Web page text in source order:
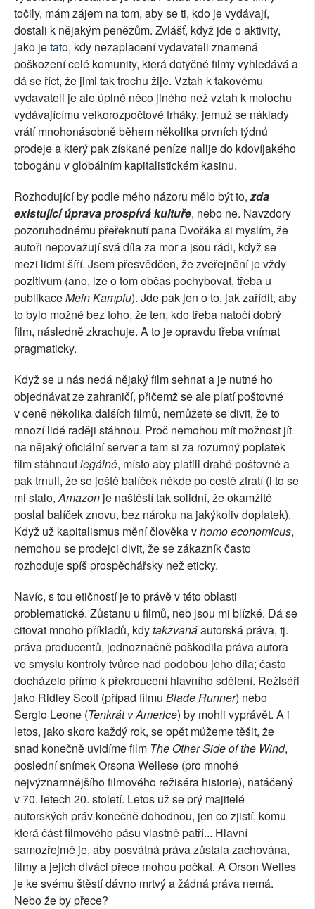
točily, mám zájem na tom, aby se ti, kdo je vydávají,
dostali k nějakým penězům. Zvlášť, když jde o aktivity,
jako jetato, kdy nezaplacení vydavateli znamená
poškození celé komunity, která dotyčné filmy vyhledává a
dá se říct, že jimi tak trochu žije. Vztah k takovému
vydavateli je ale úplně něco jiného než vztah k molochu
vydávajícímu velkorozpočtové trháky, jemuž se náklady
vrátí mnohonásobně během několika prvních týdnů
prodeje a který pak získané peníze nalije do kdovíjakého
tobogánu v globálním kapitalistickém kasinu.
Rozhodující by podle mého názoru mělo být to,zda
existující úprava prospívá kultuře, nebo ne. Navzdory
pozoruhodnému přeřeknutí pana Dvořáka si myslím, že
autoři nepovažují svá díla za mor a jsou rádi, když se
mezi lidmi šíří. Jsem přesvědčen, že zveřejnění je vždy
pozitivum (ano, lze o tom občas pochybovat, třeba u
publikaceMein Kampfu). Jde pak jen o to, jak zařídit, aby
to bylo možné bez toho, že ten, kdo třeba natočí dobrý
film, následně zkrachuje. A to je opravdu třeba vnímat
pragmaticky.
Když se u nás nedá nějaký film sehnat a je nutné ho
objednávat ze zahraničí, přičemž se ale platí poštovné
v ceně několika dalších filmů, nemůžete se divit, že to
mnozí lidé raději stáhnou. Proč nemohou mít možnost jít
na nějaký oficiální server a tam si za rozumný poplatek
film stáhnoutlegálně, místo aby platili drahé poštovné a
pak trnuli, že se ještě balíček někde po cestě ztratí (i to se
mi stalo,Amazon je naštěstí tak solidní, že okamžitě
poslal balíček znovu, bez nároku na jakýkoliv doplatek).
Když už kapitalismus mění člověka vhomo economicus,
nemohou se prodejci divit, že se zákazník často
rozhoduje spíš prospěchářsky než eticky.
Navíc, s tou etičností je to právě v této oblasti
problematické. Zůstanu u filmů, neb jsou mi blízké. Dá se
citovat mnoho příkladů, kdytakzvanáautorská práva, tj.
práva producentů, jednoznačně poškodila práva autora
ve smyslu kontroly tvůrce nad podobou jeho díla; často
docházelo přímo k překroucení hlavního sdělení. Režiséři
jako Ridley Scott (případ filmu Blade Runner) nebo
Sergio Leone (Tenkrát v Americe) by mohli vyprávět. A i
letos, jako skoro každý rok, se opět můžeme těšit, že
snad konečně uvidíme film The Other Side of the Wind,
poslední snímek Orsona Wellese (pro mnohé
nejvýznamnějšího filmového režiséra historie), natáčený
v 70. letech 20. století. Letos už se prý majitelé
autorských práv konečně dohodnou, jen co zjistí, komu
která část filmového pásu vlastně patří... Hlavní
samozřejmě je, aby posvátná práva zůstala zachována,
filmy a jejich diváci přece mohou počkat. A Orson Welles
je ke svému štěstí dávno mrtvý a žádná práva nemá.
Nebo že by přece?